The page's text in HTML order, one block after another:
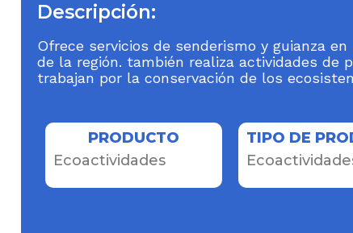
Descripción:
Ofrece servicios de senderismo y guianza
de la región. también realiza actividades de
trabajan por la conservación de los
PRODUCTO
Ecoactividades
TIPO DE